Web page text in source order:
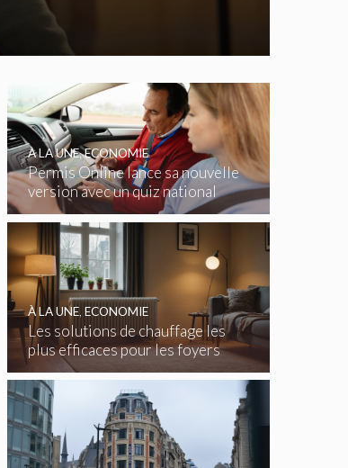
Permis Online lance sa nouvelle
version avec un quiz national
gratuit
À LA UNE,ECONOMIE
Les solutions de chauffage les
plus efficaces pour les foyers
belges
À LA UNE, ECONOMIE